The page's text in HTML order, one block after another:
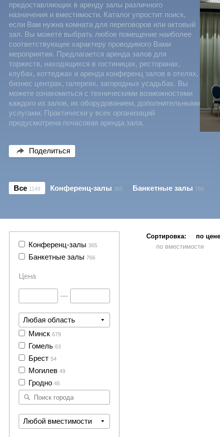
предоставляющих в аренду залы различного
назначения и вместимости. Каталог упростит поиск,
если Вам нужна комната для переговоров или актовый
зал. Вы можете выбрать любое помещение наиболее
соответствующее характеру проводимого Вами
мероприятия. Предлагается аренда залов для
торжеств, находящихся в гостиницах, ресторанах,
клубах, коттеджах и аренда конференц залов в отелях,
бизнес центрах, галереях, загородных усадьбах. Вы
можете ознакомиться с техническими возможностями
каждого из залов, их оборудованием, дополнительными
услугами. Практически у всех организаций
предусмотрена почасовая аренда зала.
Поделиться
Все 1149 Конференц-залы 365 Банкетные залы 766
Конференц-залы 365
Банкетные залы 766
Цена
—
Любая область
Минск 679
Гомель 63
Брест 54
Могилев 49
Гродно 45
Любой вместимости
Сортировка:
по
по вместимости